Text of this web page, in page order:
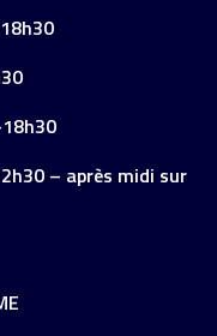
– après midi sur